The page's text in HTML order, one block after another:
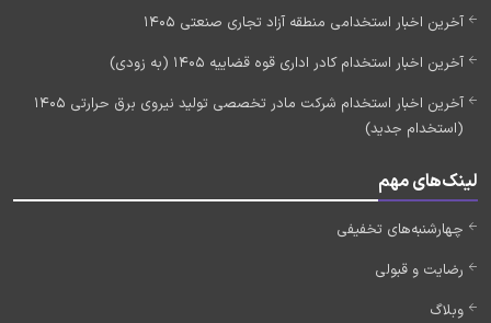
آخرین اخبار استخدامی منطقه آزاد تجاری صنعتی 1405
آخرین اخبار استخدام کادر اداری قوه قضاییه 1405 (به زودی)
آخرین اخبار استخدام شرکت مادر تخصصی تولید نیروی برق حرارتی 1405
(استخدام جدید)
لینک‌های مهم
چهارشنبه‌های تخفیفی
رضایت و قبولی
وبلاگ